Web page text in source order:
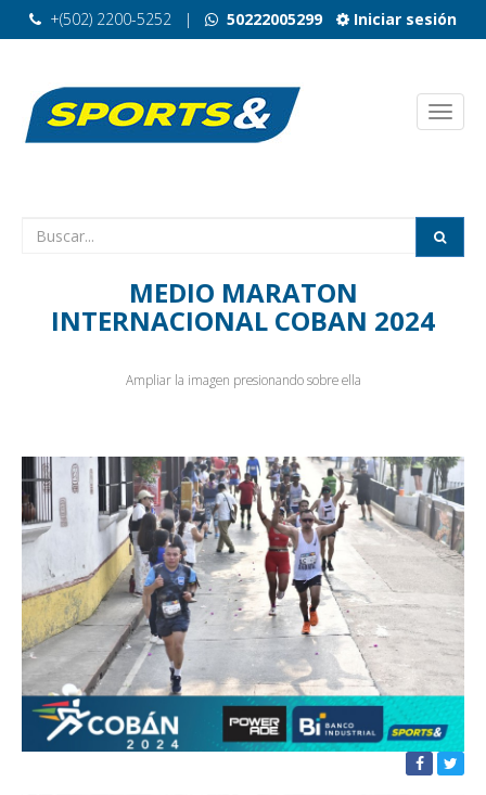
Iniciar sesión
+(502) 2200-5252 | 50222005299
MEDIO MARATON
INTERNACIONAL COBAN 2024
Ampliar la imagen presionando sobre ella